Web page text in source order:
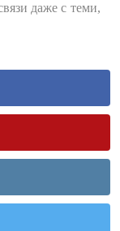
даже с теми,